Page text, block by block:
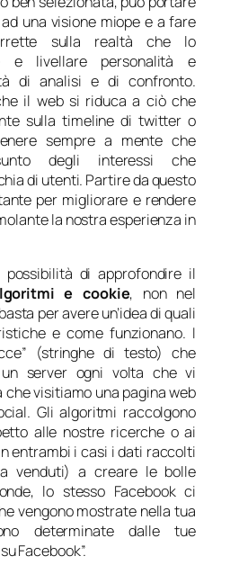
una visione miope e a fare
sulla realtà che lo
e livellare personalità e
di analisi e di confronto.
il web si riduca a ciò che
sulla timeline di twitter o
sempre a mente che
degli interessi che
di utenti. Partire da questo
per migliorare e rendere
la nostra esperienza in
di approfondire il
e cookie, non nel
per avere un’idea di quali
e come funzionano. I
(stringhe di testo) che
server ogni volta che vi
visitiamo una pagina web
Gli algoritmi raccolgono
alle nostre ricerche o ai
entrambi i casi i dati raccolti
venduti) a creare le bolle
lo stesso Facebook ci
vengono mostrate nella tua
determinate dalle tue
Facebook”.